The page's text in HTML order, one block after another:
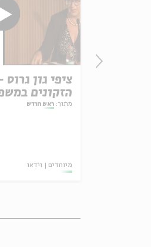
ציפי גון
הזקונים
מתוך: ראש חודש
מיוחדים וידאו